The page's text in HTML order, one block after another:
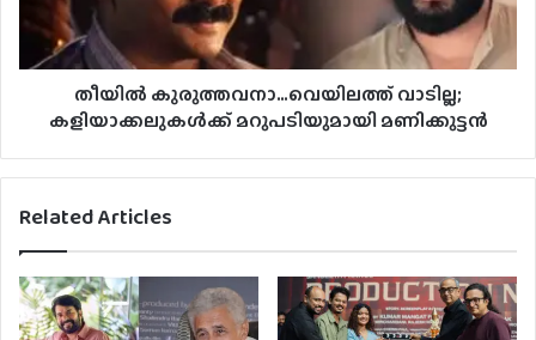
തീയിൽ കുരുത്തവനാ…വെയിലത്ത് വാടില്ല;
കളിയാക്കലുകൾക്ക് മറുപടിയുമായി മണിക്കുട്ടൻ
Related Articles